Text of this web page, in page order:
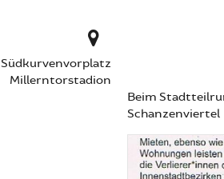
Südkurvenvorplatz
Millerntorstadion
Beim
Schanzenviertel